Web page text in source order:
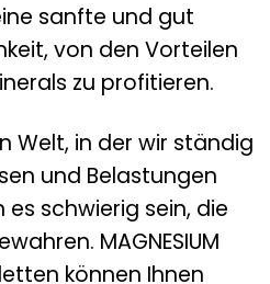
sanfte und gut
von den Vorteilen
zu profitieren.
Welt, in der wir ständig
und Belastungen
schwierig sein, die
MAGNESIUM
können Ihnen